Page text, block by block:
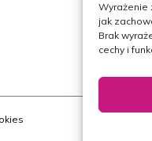
Wyrażenie
jak
Brak
cechy i